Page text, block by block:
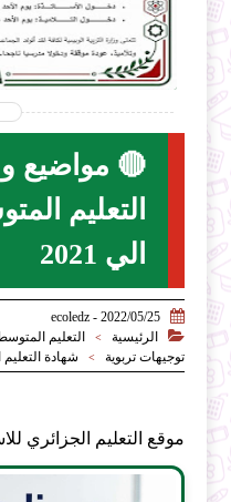
2026-07-28
ecoledz.net
🔴 مواضيع
الي 2021

2022/05/25 - ecoledz

الرئيسية > التعليم
توجيهات تربوية > شهادة
موقع التعليم الجزائري